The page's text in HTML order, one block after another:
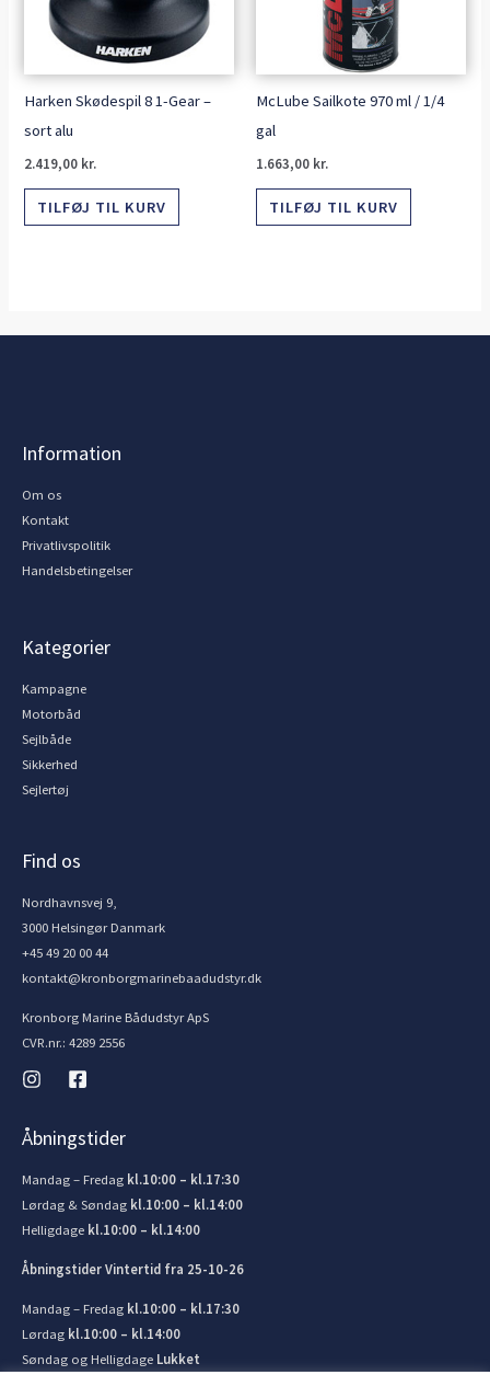
Harken Skødespil 8 1-Gear –
sort alu
2.419,00 kr.
TILFØJ TIL KURV
McLube Sailkote 970 ml / 1/4
gal
1.663,00 kr.
TILFØJ TIL KURV
Information
Om os
Kontakt
Privatlivspolitik
Handelsbetingelser
Kategorier
Kampagne
Motorbåd
Sejlbåde
Sikkerhed
Sejlertøj
Find os
Nordhavnsvej 9,
3000 Helsingør Danmark
+45 49 20 00 44
kontakt@kronborgmarinebaadudstyr.dk
Kronborg Marine Bådudstyr ApS
CVR.nr.: 4289 2556
Åbningstider
Mandag – Fredag kl.10:00 – kl.17:30
Lørdag & Søndag kl.10:00 – kl.14:00
Helligdage kl.10:00 – kl.14:00
Åbningstider Vintertid fra 25-10-26
Mandag – Fredag kl.10:00 – kl.17:30
Lørdag kl.10:00 – kl.14:00
Søndag og Helligdage Lukket